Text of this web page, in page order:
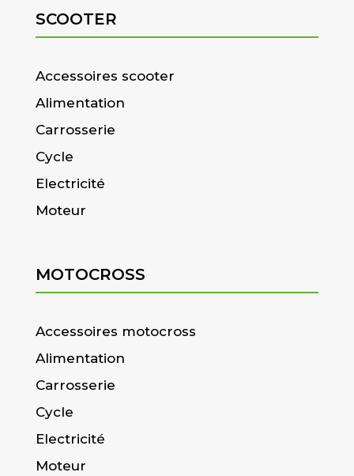
SCOOTER
Accessoires scooter
Alimentation
Carrosserie
Cycle
Electricité
Moteur
MOTOCROSS
Accessoires motocross
Alimentation
Carrosserie
Cycle
Electricité
Moteur